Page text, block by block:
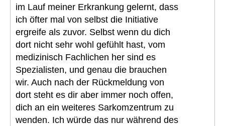
im Lauf meiner Erkrankung gelernt, dass
ich öfter mal von selbst die Initiative
ergreife als zuvor. Selbst wenn du dich
dort nicht sehr wohl gefühlt hast, vom
medizinisch Fachlichen her sind es
Spezialisten, und genau die brauchen
wir. Auch nach der Rückmeldung von
dort steht es dir aber immer noch offen,
dich an ein weiteres Sarkomzentrum zu
wenden. Ich würde das nur während des